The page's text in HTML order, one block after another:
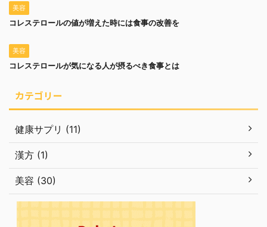
美容
コレステロールの値が増えた時には食事の改善を
美容
コレステロールが気になる人が摂るべき食事とは
カテゴリー
健康サプリ (11)
漢方 (1)
美容 (30)